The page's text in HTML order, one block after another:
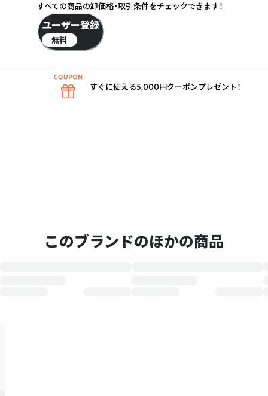
このブランドのほかの商品
すべての商品の卸価格・取引条件をチェックできます！
ユーザー登録
無料
すぐに使える5,000円クーポンプレゼント！